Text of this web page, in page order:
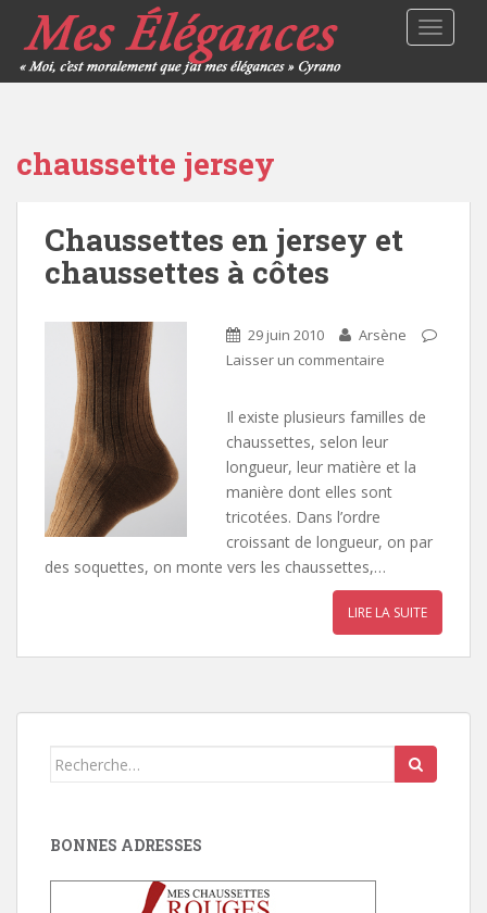
chaussette jersey
Chaussettes en jersey et
chaussettes à côtes
29 juin 2010
Arsène
Laisser un commentaire
Il existe plusieurs familles de
chaussettes, selon leur
longueur, leur matière et la
manière dont elles sont
tricotées. Dans l’ordre
croissant de longueur, on par
des soquettes, on monte vers les chaussettes,…
LIRE LA SUITE
Search
BONNES ADRESSES